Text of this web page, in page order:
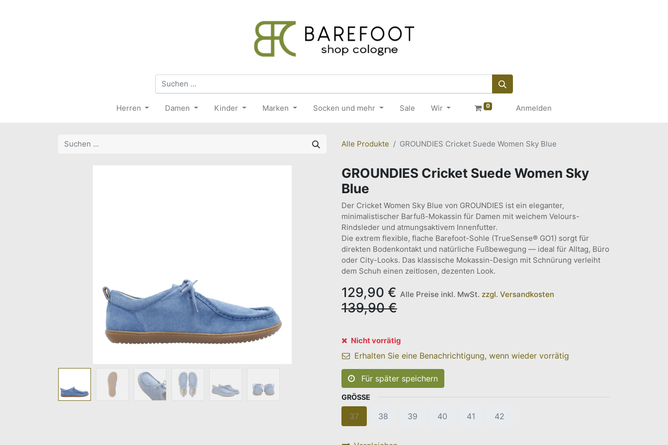
Herren Damen Kinder Marken Socken und mehr Sale Wir 0 Anmelden
Alle Produkte GROUNDIES Cricket Suede Women Sky Blue
GROUNDIES Cricket Suede Women Sky
Blue
Der Cricket Women Sky Blue von GROUNDIES ist ein eleganter,
minimalistischer Barfuß-Mokassin für Damen mit weichem Velours-
Rindsleder und atmungsaktivem Innenfutter.
Die extrem flexible, flache Barefoot-Sohle (TrueSense® GO1) sorgt für
direkten Bodenkontakt und natürliche Fußbewegung — ideal für Alltag, Büro
oder City-Looks. Das klassische Mokassin-Design mit Schnürung verleiht
dem Schuh einen zeitlosen, dezenten Look.
129,90 € Alle Preise inkl. MwSt. zzgl. Versandkosten
139,90€
Nicht vorrätig
Erhalten Sie eine Benachrichtigung, wenn wieder vorrätig
Für später speichern
GRÖSSE
37 38 39 40 41 42